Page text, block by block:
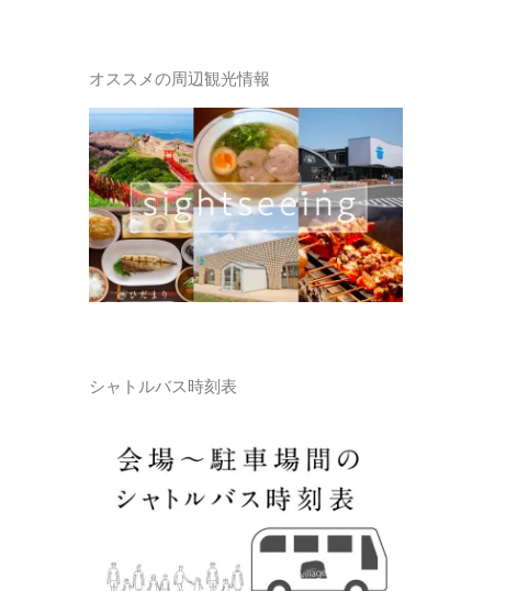
オススメの周辺観光情報
シャトルバス時刻表